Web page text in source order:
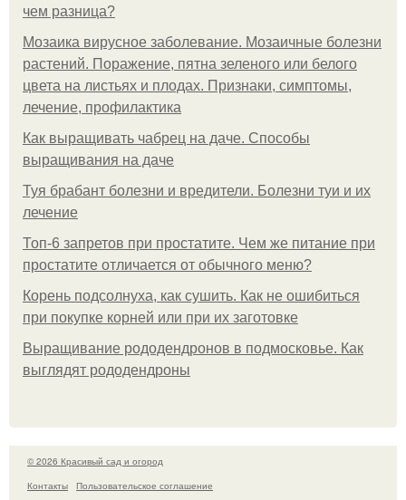
чем разница?
Мозаика вирусное заболевание. Мозаичные болезни
растений. Поражение, пятна зеленого или белого
цвета на листьях и плодах. Признаки, симптомы,
лечение, профилактика
Как выращивать чабрец на даче. Способы
выращивания на даче
Туя брабант болезни и вредители. Болезни туи и их
лечение
Топ-6 запретов при простатите. Чем же питание при
простатите отличается от обычного меню?
Корень подсолнуха, как сушить. Как не ошибиться
при покупке корней или при их заготовке
Выращивание рододендронов в подмосковье. Как
выглядят рододендроны
© 2026 Красивый сад и огород
Контакты
Пользовательское соглашение